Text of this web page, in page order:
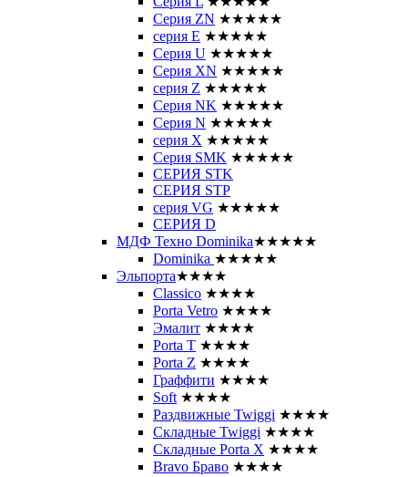
Серия ZN ★★★★★
серия E ★★★★★
Серия U ★★★★★
Серия XN ★★★★★
серия Z ★★★★★
Серия NK ★★★★★
Серия N ★★★★★
серия X ★★★★★
Серия SMK ★★★★★
СЕРИЯ STK
СЕРИЯ STP
серия VG ★★★★★
СЕРИЯ D
МДФ Техно Dominika★★★★★
Dominika ★★★★★
Эльпорта★★★★
Classico ★★★★
Porta Vetro ★★★★
Эмалит ★★★★
Porta T ★★★★
Porta Z ★★★★
Граффити ★★★★
Soft ★★★★
Раздвижные Twiggi ★★★★
Складные Twiggi ★★★★
Складные Porta X ★★★★
Bravo Браво ★★★★